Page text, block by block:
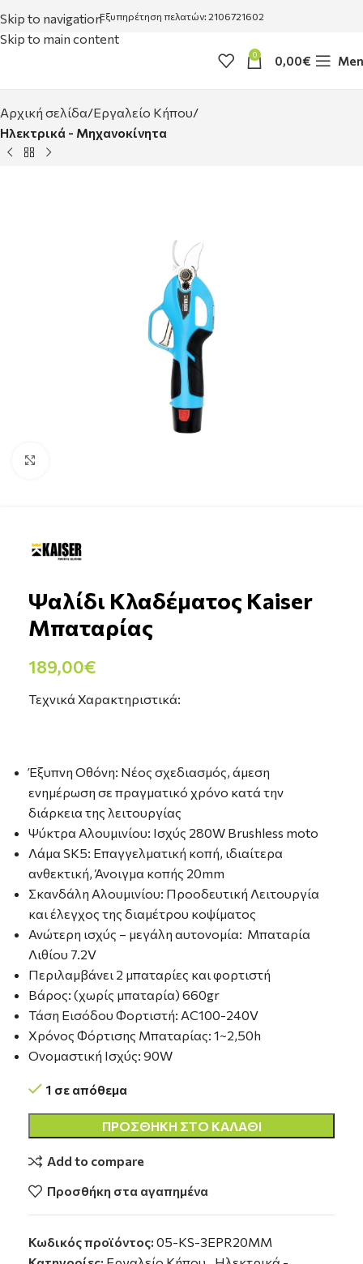
Skip to navigation
Skip to main content
Εξυπηρέτηση πελατών: 2106721602
0 0,00€
Αρχική σελίδα Εργαλείο Κήπου
Ηλεκτρικά - Μηχανοκίνητα
Ψαλίδι Κλαδέματος Kaiser
Μπαταρίας
189,00€
Τεχνικά Χαρακτηριστικά:
Έξυπνη Οθόνη: Νέος σχεδιασμός, άμεση
ενημέρωση σε πραγματικό χρόνο κατά την
διάρκεια της λειτουργίας
Ψύκτρα Αλουμινίου: Ισχύς 280W Brushless moto
Λάμα SK5: Επαγγελματική κοπή, ιδιαίτερα
ανθεκτική, Άνοιγμα κοπής 20mm
Σκανδάλη Αλουμινίου: Προοδευτική Λειτουργία
και έλεγχος της διαμέτρου κοψίματος
Ανώτερη ισχύς – μεγάλη αυτονομία: Μπαταρία
Λιθίου 7.2V
Περιλαμβάνει 2 μπαταρίες και φορτιστή
Βάρος: (χωρίς μπαταρία) 660gr
Τάση Εισόδου Φορτιστή: AC100-240V
Χρόνος Φόρτισης Μπαταρίας: 1~2,50h
Ονομαστική Ισχύς: 90W
1 σε απόθεμα
ΠΡΟΣΘΉΚΗ ΣΤΟ ΚΑΛΆΘΙ
Add to compare
Προσθήκη στα αγαπημένα
Κωδικός προϊόντος: 05-KS-3EPR20MM